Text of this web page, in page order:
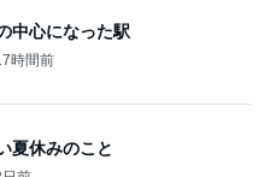
中心になった駅
時間前
夏休みのこと